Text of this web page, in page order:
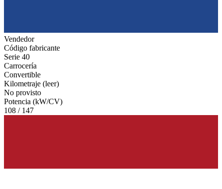
Vendedor
Código fabricante
Serie 40
Carrocería
Convertible
Kilometraje (leer)
No provisto
Potencia (kW/CV)
108 / 147